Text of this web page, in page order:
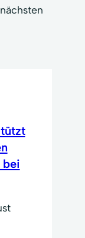
bei